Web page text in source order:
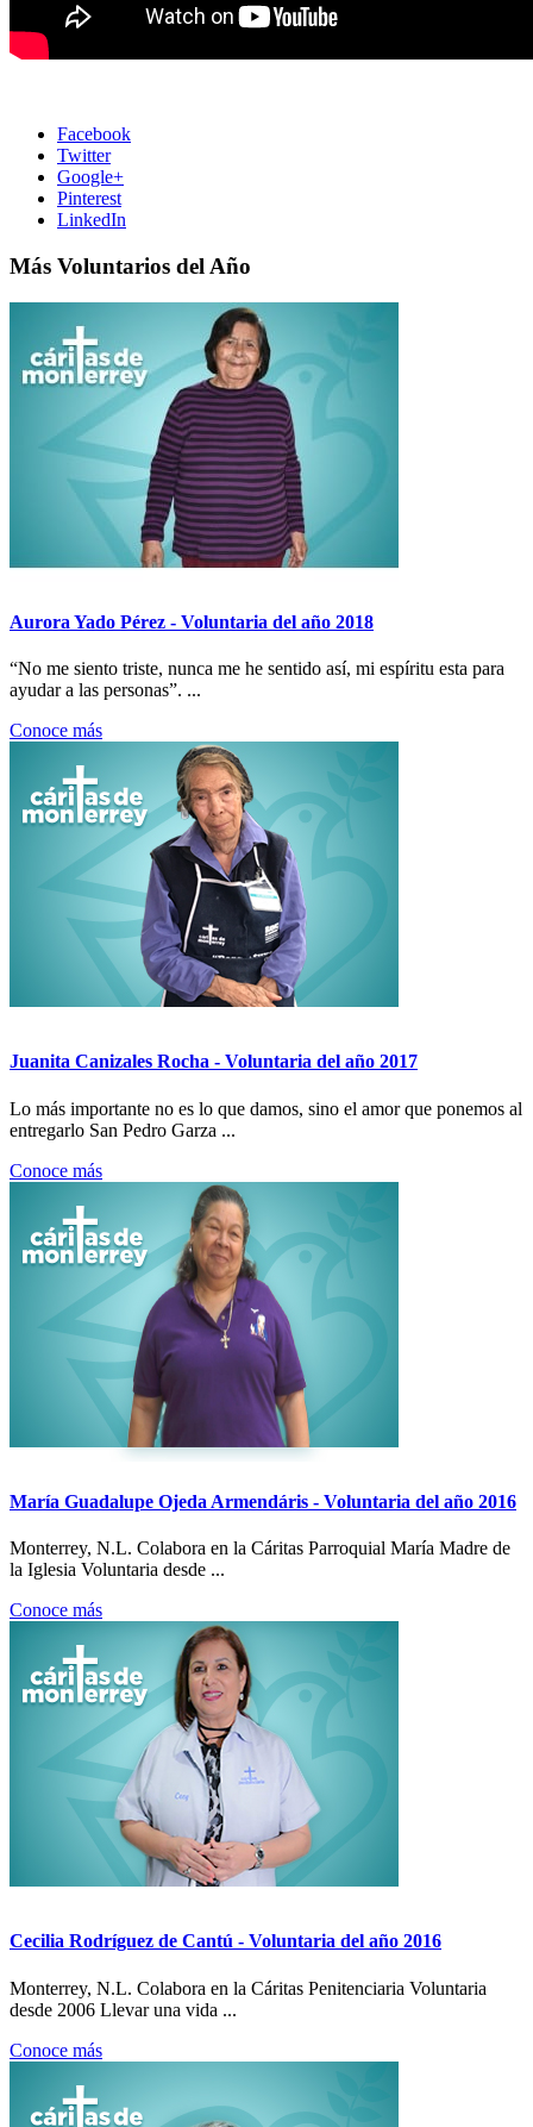
Facebook
Twitter
Google+
Pinterest
LinkedIn
Más Voluntarios del Año
Aurora Yado Pérez - Voluntaria del año 2018
“No me siento triste, nunca me he sentido así, mi espíritu esta para
ayudar a las personas”. ...
Conoce más
Juanita Canizales Rocha - Voluntaria del año 2017
Lo más importante no es lo que damos, sino el amor que ponemos al
entregarlo San Pedro Garza ...
Conoce más
María Guadalupe Ojeda Armendáris - Voluntaria del año 2016
Monterrey, N.L. Colabora en la Cáritas Parroquial María Madre de
la Iglesia Voluntaria desde ...
Conoce más
Cecilia Rodríguez de Cantú - Voluntaria del año 2016
Monterrey, N.L. Colabora en la Cáritas Penitenciaria Voluntaria
desde 2006 Llevar una vida ...
Conoce más